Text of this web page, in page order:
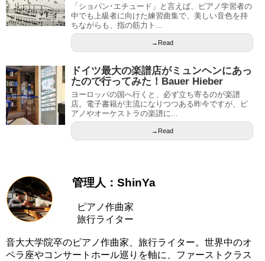
「ショパン･エチュード」と言えば、ピアノ学習者の
中でも上級者に向けた練習曲集で、美しい音色を持
ちながらも、指の筋力ト...
→Read
ドイツ最大の楽譜店がミュンヘンにあっ
たので行ってみた！Bauer Hieber
ヨーロッパの国へ行くと、必ず立ち寄るのが楽譜
店。電子書籍が主流になりつつある昨今ですが、ピ
アノやオーケストラの楽譜に...
→Read
管理人：ShinYa
ピアノ作曲家
旅行ライター
音大大学院卒のピアノ作曲家、旅行ライター。世界中のオ
ペラ座やコンサートホール巡りを軸に、ファーストクラス